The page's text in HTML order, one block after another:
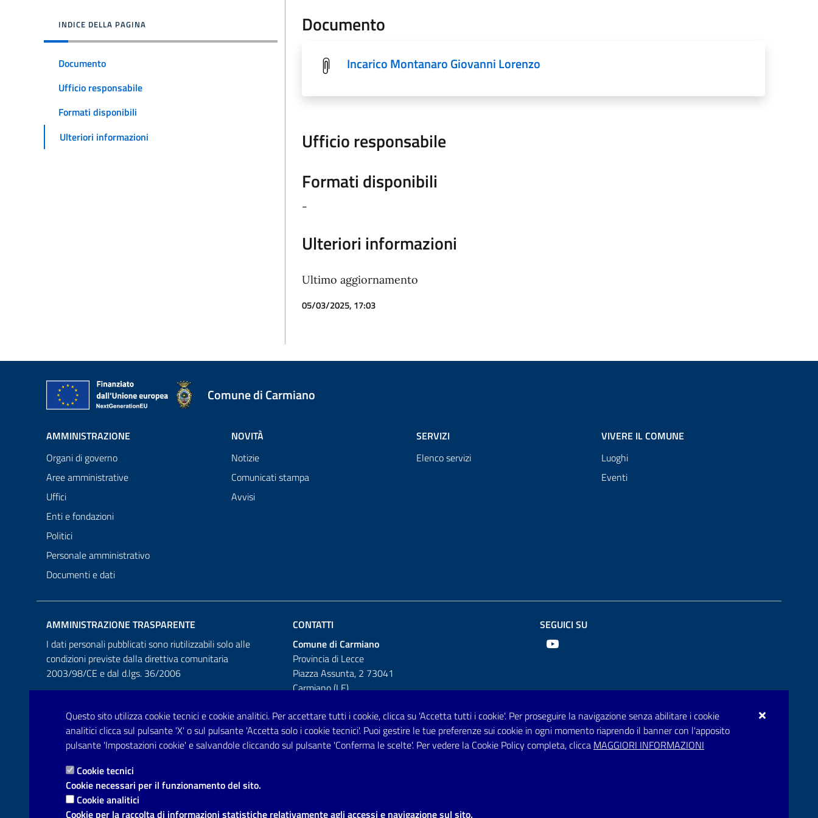
Questo sito utilizza cookie tecnici e cookie analitici. Per accettare tutti i cookie, clicca su 'Accetta tutti i cookie'. Per proseguire la navigazione senza abilitare i cookie
analitici clicca sul pulsante 'X' o sul pulsante 'Accetta solo i cookie tecnici'. Puoi gestire le tue preferenze sui cookie in ogni momento riaprendo il banner con l'apposito
pulsante 'Impostazioni cookie' e salvandole cliccando sul pulsante 'Conferma le scelte'. Per vedere la Cookie Policy completa, clicca MAGGIORI INFORMAZIONI
Cookie tecnici
Cookie necessari per il funzionamento del sito.
Cookie analitici
Cookie per la raccolta di informazioni statistiche relativamente agli accessi e navigazione sul sito.
INDICE DELLA PAGINA
Documento
Ufficio responsabile
Formati disponibili
Ulteriori informazioni
Documento
Incarico Montanaro Giovanni Lorenzo
Ufficio responsabile
Formati disponibili
-
Ulteriori informazioni
Ultimo aggiornamento
05/03/2025, 17:03
Comune di Carmiano
AMMINISTRAZIONE
Organi di governo
Aree amministrative
Uffici
Enti e fondazioni
Politici
Personale amministrativo
Documenti e dati
NOVITÀ
Notizie
Comunicati stampa
Avvisi
SERVIZI
Elenco servizi
VIVERE IL COMUNE
Luoghi
Eventi
AMMINISTRAZIONE TRASPARENTE
I dati personali pubblicati sono riutilizzabili solo alle
condizioni previste dalla direttiva comunitaria
2003/98/CE e dal d.lgs. 36/2006
CONTATTI
Comune di Carmiano
Provincia di Lecce
Piazza Assunta, 2 73041
Carmiano (LE)
Telefono: 0832 600001
Posta Elettronica Certificata:
SEGUICI SU